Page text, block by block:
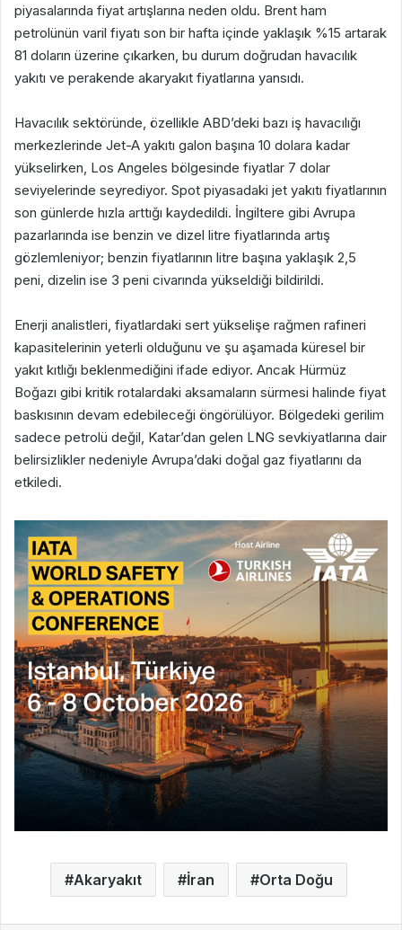
piyasalarında fiyat artışlarına neden oldu. Brent ham
petrolünün varil fiyatı son bir hafta içinde yaklaşık %15 artarak
81 doların üzerine çıkarken, bu durum doğrudan havacılık
yakıtı ve perakende akaryakıt fiyatlarına yansıdı.
Havacılık sektöründe, özellikle ABD’deki bazı iş havacılığı
merkezlerinde Jet-A yakıtı galon başına 10 dolara kadar
yükselirken, Los Angeles bölgesinde fiyatlar 7 dolar
seviyelerinde seyrediyor. Spot piyasadaki jet yakıtı fiyatlarının
son günlerde hızla arttığı kaydedildi. İngiltere gibi Avrupa
pazarlarında ise benzin ve dizel litre fiyatlarında artış
gözlemleniyor; benzin fiyatlarının litre başına yaklaşık 2,5
peni, dizelin ise 3 peni civarında yükseldiği bildirildi.
Enerji analistleri, fiyatlardaki sert yükselişe rağmen rafineri
kapasitelerinin yeterli olduğunu ve şu aşamada küresel bir
yakıt kıtlığı beklenmediğini ifade ediyor. Ancak Hürmüz
Boğazı gibi kritik rotalardaki aksamaların sürmesi halinde fiyat
baskısının devam edebileceği öngörülüyor. Bölgedeki gerilim
sadece petrolü değil, Katar’dan gelen LNG sevkiyatlarına dair
belirsizlikler nedeniyle Avrupa’daki doğal gaz fiyatlarını da
etkiledi.
Akaryakıt İran Orta Doğu